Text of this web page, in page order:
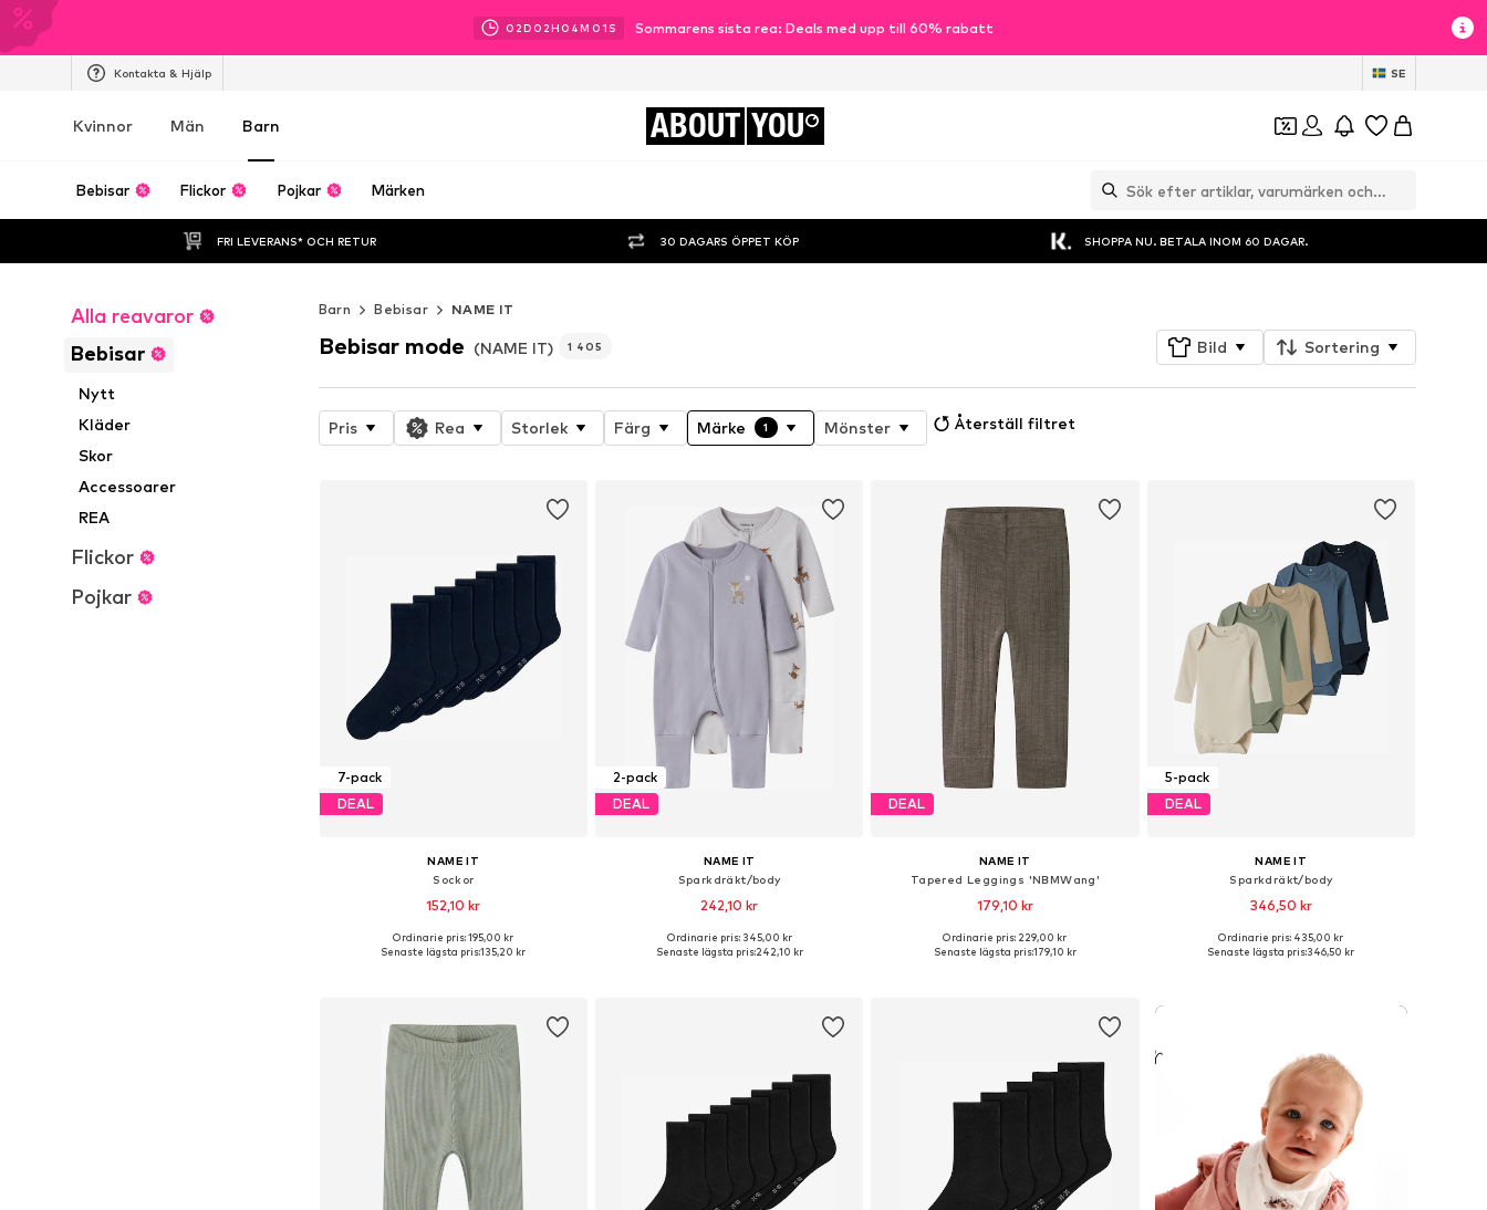
02D 02H 03M 58 S Sommarens sista rea: Deals med upp till 60% rabatt
Kontakta & Hjälp SE
Kvinnor Män Barn ABOUT YOU
Bebisar Flickor Pojkar Märken
FRI LEVERANS* OCH RETUR 30 DAGARS ÖPPET KÖP SHOPPA NU. BETALA INOM 60 DAGAR.
Alla reavaror
Bebisar
Nytt
Kläder
Skor
Accessoarer
REA
Flickor
Pojkar
Barn Bebisar NAME IT
Bebisar mode (NAME IT) 1 405 Bild Sortering
Pris Rea Storlek Färg Märke 1 Mönster Återställ filtret
7-pack
DEAL
NAME IT
Sockor
152,10 kr
Tillgänglig i många storlekar
Ordinarie pris: 195,00 kr
Senaste lägsta pris:135,20 kr
2-pack
DEAL
NAME IT
Sparkdräkt/body
242,10 kr
Tillgänglig i många storlekar
Ordinarie pris: 345,00 kr
Senaste lägsta pris:242,10 kr
DEAL
NAME IT
Tapered Leggings 'NBMWang'
179,10 kr
Tillgänglig i många storlekar
Ordinarie pris: 229,00 kr
Senaste lägsta pris:179,10 kr
5-pack
DEAL
NAME IT
Sparkdräkt/body
346,50 kr
Tillgänglig i många storlekar
Ordinarie pris: 435,00 kr
Senaste lägsta pris:346,50 kr